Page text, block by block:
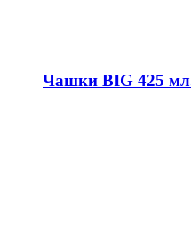
Чашки BIG 425